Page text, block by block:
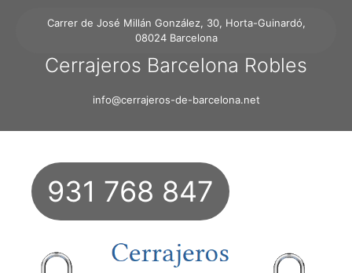
Carrer de José Millán González, 30, Horta-Guinardó,
08024 Barcelona
Cerrajeros Barcelona Robles
info@cerrajeros-de-barcelona.net
931 768 847